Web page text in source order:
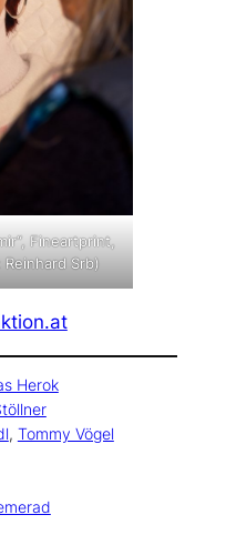
Fineartprint,
Srb)
Herok
, Tommy Vögel